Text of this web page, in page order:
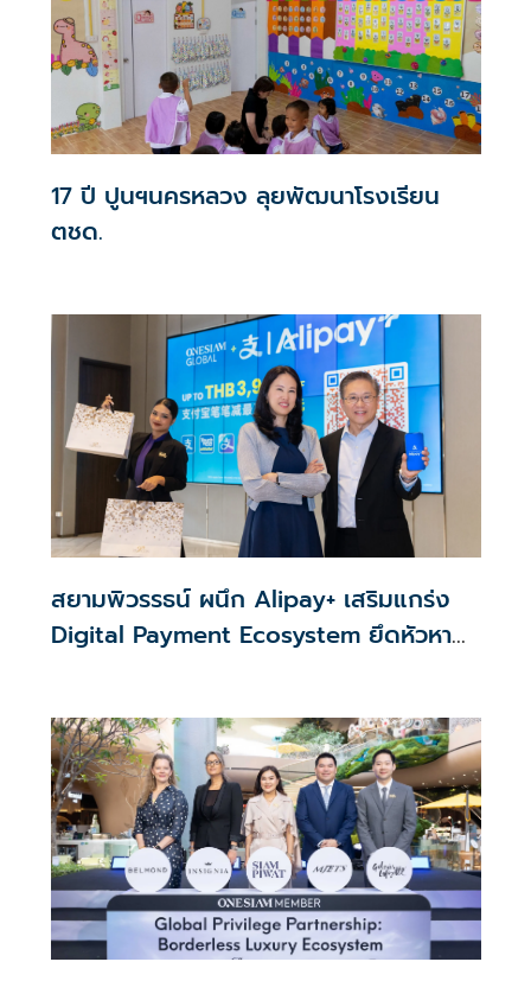
17 ปี ปูนฯนครหลวง ลุยพัฒนาโรงเรียน
ตชด.
สยามพิวรรธน์ ผนึก Alipay+ เสริมแกร่ง
Digital Payment Ecosystem ยึดหัวหาด